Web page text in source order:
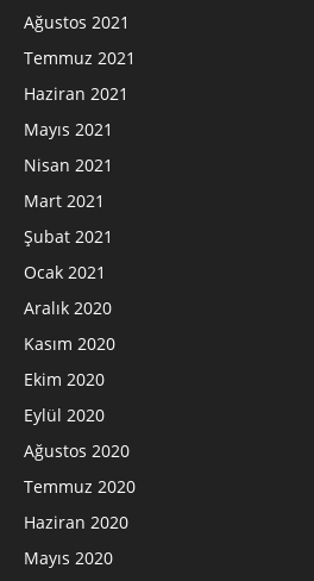
Ağustos 2021
Temmuz 2021
Haziran 2021
Mayıs 2021
Nisan 2021
Mart 2021
Şubat 2021
Ocak 2021
Aralık 2020
Kasım 2020
Ekim 2020
Eylül 2020
Ağustos 2020
Temmuz 2020
Haziran 2020
Mayıs 2020